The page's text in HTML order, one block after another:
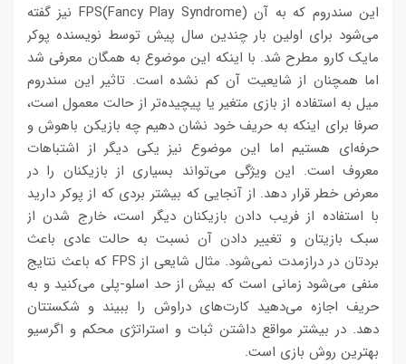
این سندروم که به آن FPS(Fancy Play Syndrome) نیز گفته
می‌شود برای اولین بار چندین سال پیش توسط نویسنده پوکر
مایک کارو مطرح شد. با اینکه این موضوع به همگان معرفی شد
اما همچنان از شایعیت آن کم نشده است. تاثیر این سندروم
میل به استفاده از بازی متغیر یا پیچیده‌تر از حالت معمول است،
صرفا برای اینکه به حریف خود نشان دهیم چه بازیکن باهوش و
حرفه‌ای هستیم اما این موضوع نیز یکی دیگر از اشتباهات
معروف است. این ویژگی می‌تواند بسیاری از بازیکنان را در
معرض خطر قرار دهد. از آنجایی که بیشتر بردی که از پوکر دارید
با استفاده از فریب دادن بازیکنان دیگر است، خارج شدن از
سبک بازیتان و تغییر دادن آن نسبت به حالت عادی باعث
بردتان در درازمدت نمی‌شود. مثال شایعی از FPS که باعث نتایج
منفی می‌شود زمانی است که بیش از حد اسلو-پلی می‌کنید و به
حریف اجازه می‌دهید کارت‌های دراوش را ببیند و شکستتان
دهد. در بیشتر مواقع داشتن ثبات و استراتژی محکم و اگرسیو
بهترین روش بازی است.